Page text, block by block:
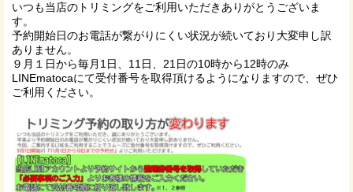
いつも当店のトリミングをご利用いただきありがとうございま
す。
予約開始日のお電話が繋がりにくい状況が続いており大変申し訳
ありません。
９月１日から毎月1日、11日、21日の10時から12時のみ
LINEmatocaにて受付番号を取得頂けるようになりますので、ぜひ
ご利用ください。